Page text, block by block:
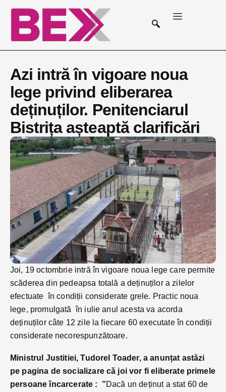
Azi intră în vigoare noua
lege privind eliberarea
deținuților. Penitenciarul
Bistrița așteaptă clarificări
Joi, 19 octombrie intră în vigoare noua lege care permite
scăderea din pedeapsa totală a deținuților a zilelor
efectuate în condiții considerate grele. Practic noua
lege, promulgată în iulie anul acesta va acorda
deținuților câte 12 zile la fiecare 60 executate în condiții
considerate necorespunzătoare.
Ministrul Justitiei, Tudorel Toader, a anunțat astăzi
pe pagina de socializare că joi vor fi eliberate primele
persoane încarcerate : ”Dacă un deținut a stat 60 de